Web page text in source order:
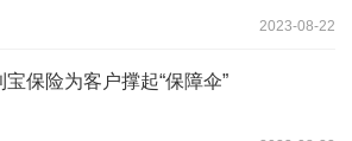
2023-08-22
保险为客户撑起“保障伞”